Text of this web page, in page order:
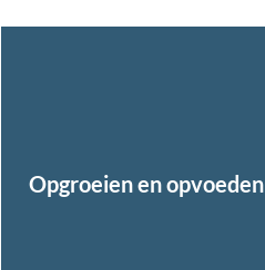
Opgroeien en opvoeden